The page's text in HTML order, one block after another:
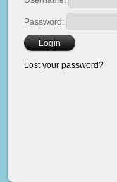
Password:
Lost your password?